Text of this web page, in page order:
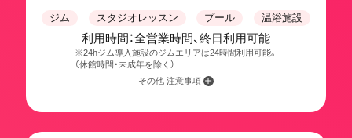
ジム スタジオレッスン プール 温浴施設
利用時間：全営業時間、終日利用可能
※24hジム導入施設のジムエリアは24時間利用可能。
（休館時間・未成年を除く）
その他 注意事項